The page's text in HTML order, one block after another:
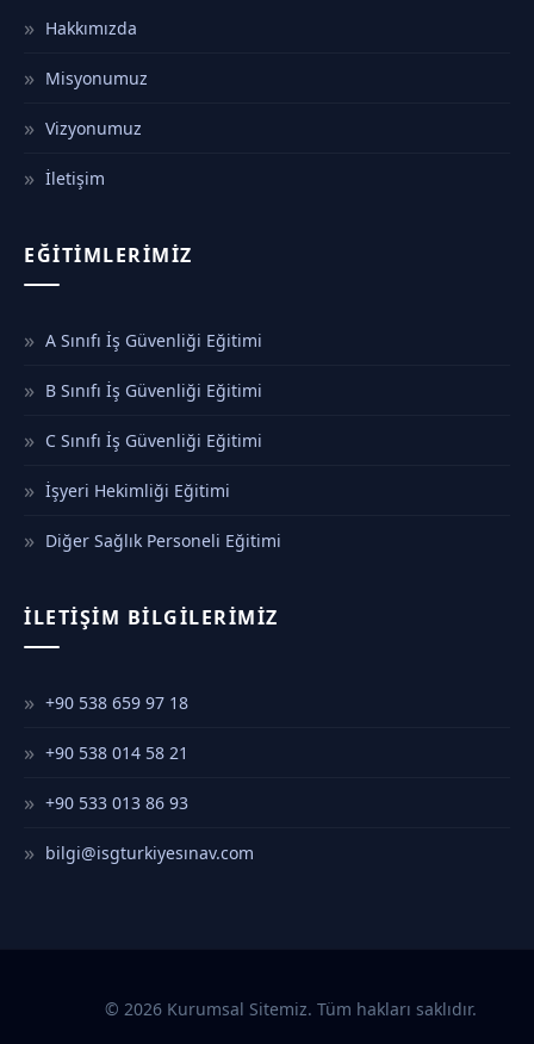
Hakkımızda
Misyonumuz
Vizyonumuz
İletişim
EĞITIMLERIMIZ
A Sınıfı İş Güvenliği Eğitimi
B Sınıfı İş Güvenliği Eğitimi
C Sınıfı İş Güvenliği Eğitimi
İşyeri Hekimliği Eğitimi
Diğer Sağlık Personeli Eğitimi
İLETIŞIM BILGILERIMIZ
+90 538 659 97 18
+90 538 014 58 21
+90 533 013 86 93
bilgi@isgturkiyesınav.com
© 2026 Kurumsal Sitemiz. Tüm hakları saklıdır.